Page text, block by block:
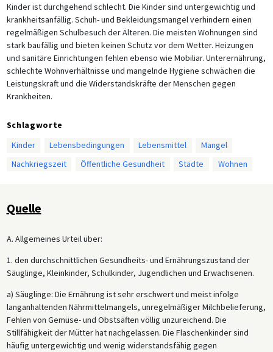
Kinder ist durchgehend schlecht. Die Kinder sind untergewichtig und
krankheitsanfällig. Schuh- und Bekleidungsmangel verhindern einen
regelmäßigen Schulbesuch der Älteren. Die meisten Wohnungen sind
stark baufällig und bieten keinen Schutz vor dem Wetter. Heizungen
und sanitäre Einrichtungen fehlen ebenso wie Mobiliar. Unterernährung,
schlechte Wohnverhältnisse und mangelnde Hygiene schwächen die
Leistungskraft und die Widerstandskräfte der Menschen gegen
Krankheiten.
Schlagworte
Kinder
Lebensbedingungen Lebensmittel
Mangel
Nachkriegszeit
Öffentliche Gesundheit Städte Wohnen
Quelle
A. Allgemeines Urteil über:
1. den durchschnittlichen Gesundheits- und Ernährungszustand der
Säuglinge, Kleinkinder, Schulkinder, Jugendlichen und Erwachsenen.
a) Säuglinge: Die Ernährung ist sehr erschwert und meist infolge
langanhaltenden Nährmittelmangels, unregelmäßiger Milchbelieferung,
Fehlen von Gemüse- und Obstsäften völlig unzureichend. Die
Stillfähigkeit der Mütter hat nachgelassen. Die Flaschenkinder sind
häufig untergewichtig und wenig widerstandsfähig gegen